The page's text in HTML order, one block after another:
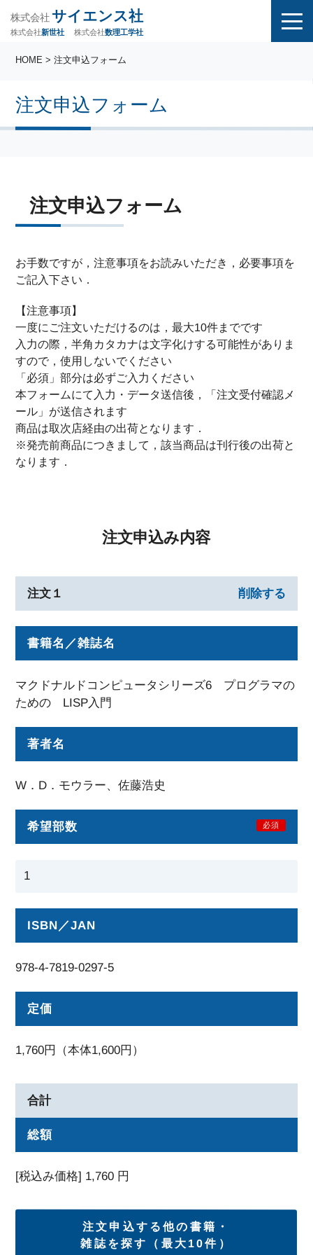
株式会社 サイエンス社
株式会社新世社 株式会社数理工学社
注文申込フォーム
HOME > 注文申込フォーム
注文申込フォーム
お手数ですが，注意事項をお読みいただき，必要事項を
ご記入下さい．
【注意事項】
一度にご注文いただけるのは，最大10件までです
入力の際，半角カタカナは文字化けする可能性がありま
すので，使用しないでください
「必須」部分は必ずご入力ください
本フォームにて入力・データ送信後，「注文受付確認メ
ール」が送信されます
商品は取次店経由の出荷となります．
※発売前商品につきまして，該当商品は刊行後の出荷と
なります．
注文申込み内容
注文１ 削除する
書籍名／雑誌名
マクドナルドコンピュータシリーズ6 プログラマの
ための LISP入門
著者名
W．D．モウラー、佐藤浩史
希望部数 必須
ISBN／JAN
978-4-7819-0297-5
定価
1,760円（本体1,600円）
合計
総額
[税込み価格] 1,760 円
注文申込する他の書籍・
雑誌を探す（最大10件）